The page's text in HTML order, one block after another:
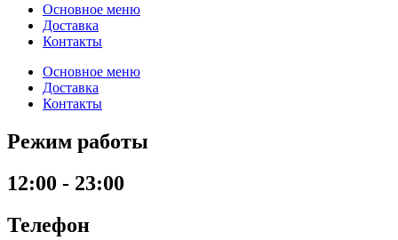
Основное меню
Доставка
Контакты
Основное меню
Доставка
Контакты
Режим работы
12:00 - 23:00
Телефон